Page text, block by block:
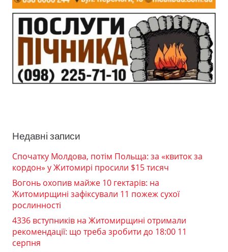
Недавні записи
Спочатку Молдова, потім Польща: за «квиток за
кордон» у Житомирі просили $15 тисяч
Вогонь охопив майже 10 гектарів: на
Житомирщині зафіксували 11 пожеж сухої
рослинності
4336 вступників на Житомирщині отримали
рекомендації: що треба зробити до 18:00 11
серпня